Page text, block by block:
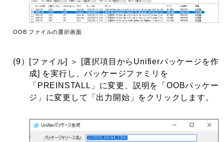
OOB ファイルの選択画面
(9）[ファイル] ＞ [選択項目からUnifierパッケージを作
成] を実行し、パッケージファミリを
「PREINSTALL」に変更、説明を「OOBパッケー
ジ」に変更して「出力開始」をクリックします。